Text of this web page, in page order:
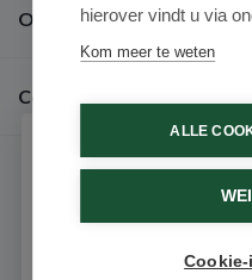
Over ons
Contact
hierover vindt u via
Kom meer te weten
ALLE
Schrijf je in
Ontvang als eerste de